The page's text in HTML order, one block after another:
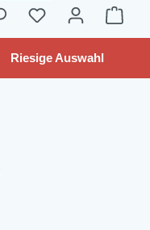
Riesige Auswahl